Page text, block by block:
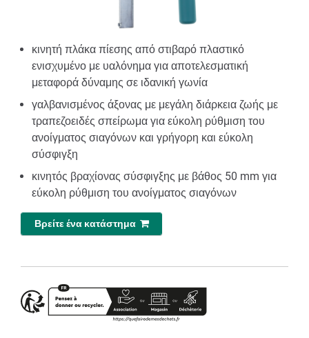
κινητή πλάκα πίεσης από στιβαρό πλαστικό
ενισχυμένο με υαλόνημα για αποτελεσματική
μεταφορά δύναμης σε ιδανική γωνία
γαλβανισμένος άξονας με μεγάλη διάρκεια ζωής με
τραπεζοειδές σπείρωμα για εύκολη ρύθμιση του
ανοίγματος σιαγόνων και γρήγορη και εύκολη
σύσφιγξη
κινητός βραχίονας σύσφιγξης με βάθος 50 mm για
εύκολη ρύθμιση του ανοίγματος σιαγόνων
Βρείτε ένα κατάστημα